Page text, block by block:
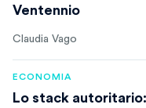
Ventennio
Claudia Vago
ECONOMIA
Lo stack